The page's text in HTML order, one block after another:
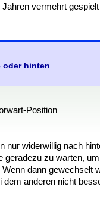
vermehrt
oder hinten
Position
nur widerwillig nach
geradezu zu warten,
dann gewechselt
anderen nicht